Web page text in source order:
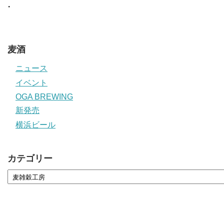
・
麦酒
ニュース
イベント
OGA BREWING
新発売
横浜ビール
カテゴリー